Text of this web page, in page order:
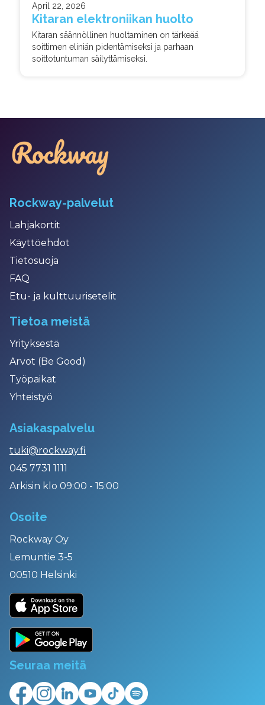
April 22, 2026
Kitaran elektroniikan huolto
Kitaran säännöllinen huoltaminen on tärkeää
soittimen eliniän pidentämiseksi ja parhaan
soittotuntuman säilyttämiseksi.
Rockway-palvelut
Lahjakortit
Käyttöehdot
Tietosuoja
FAQ
Etu- ja kulttuurisetelit
Tietoa meistä
Yrityksestä
Arvot (Be Good)
Työpaikat
Yhteistyö
Asiakaspalvelu
tuki@rockway.fi
045 7731 1111
Arkisin klo 09:00 - 15:00
Osoite
Rockway Oy
Lemuntie 3-5
00510 Helsinki
Seuraa meitä